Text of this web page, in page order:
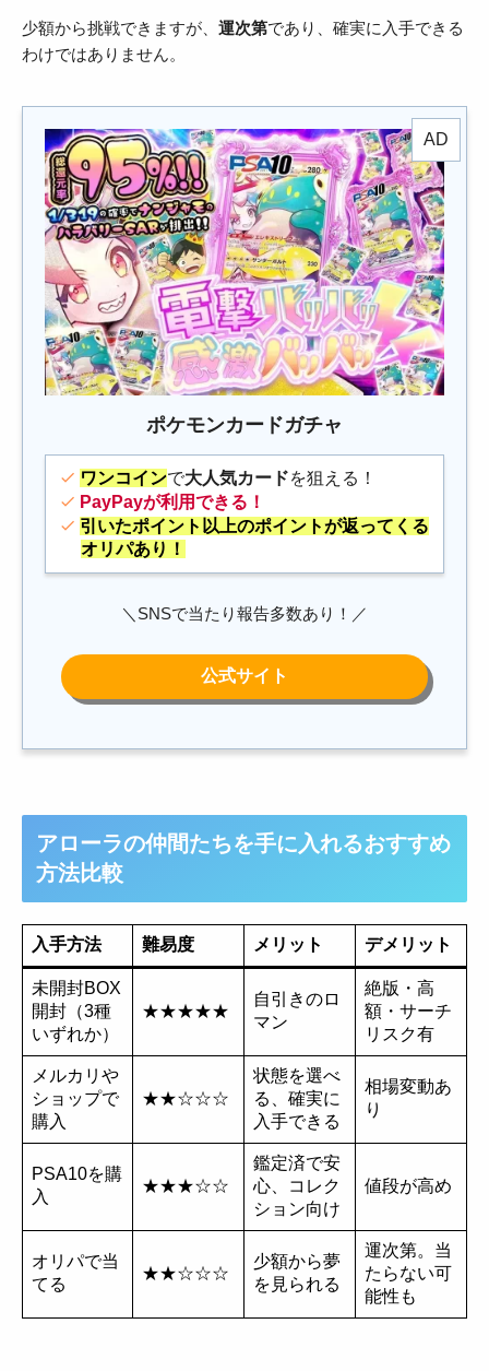
少額から挑戦できますが、 運次第であり、確実に入手できる
わけではありません。
ポケモンカードガチャ
ワンコインで大人気カードを狙える！
PayPayが利用できる！
引いたポイント以上のポイントが返ってくる
オリパあり！
＼SNSで当たり報告多数あり！／
アローラの仲間たちを手に入れるおすすめ
方法比較
入手方法 難易度 メリット デメリット
未開封BOX
開封（3種
いずれか）
★★★★★
自引きのロ
マン
絶版・高
額・サーチ
リスク有
メルカリや
ショップで
購入
★★☆☆☆
状態を選べ
る、確実に
入手できる
相場変動あ
り
PSA10を購
入
★★★☆☆
鑑定済で安
心、コレク
ション向け
値段が高め
オリパで当
てる
★★☆☆☆
少額から夢
を見られる
運次第。当
たらない可
能性も